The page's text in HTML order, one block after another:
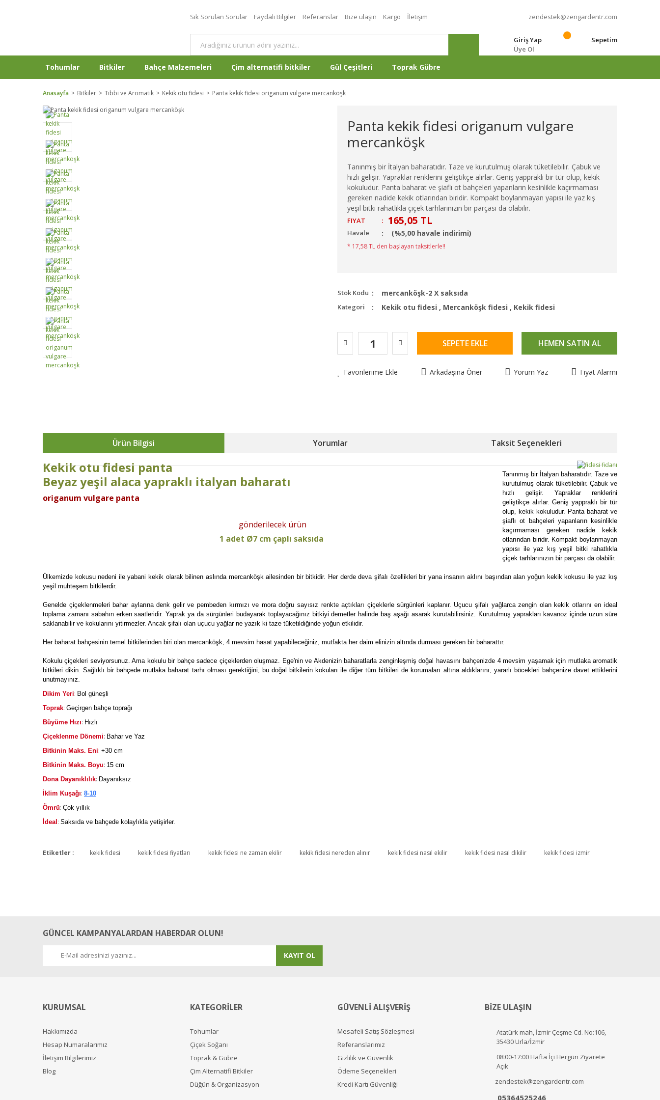
Sık Sorulan Sorular Faydalı Bilgiler Referanslar Bize ulaşın Kargo İletişim zendestek@zengardentr.com
Giriş Yap
Üye Ol
Sepetim
Tohumlar Bitkiler Bahçe Malzemeleri Çim alternatifi bitkiler Gül Çeşitleri Toprak Gübre
Anasayfa Bitkiler Tıbbi ve Aromatik Kekik otu fidesi Panta kekik fidesi origanum vulgare mercanköşk
Panta kekik fidesi origanum vulgare
mercanköşk
Tanınmış bir İtalyan baharatıdır. Taze ve kurutulmuş olarak tüketilebilir. Çabuk ve
hızlı gelişir. Yapraklar renklerini geliştikçe alırlar. Geniş yappraklı bir tür olup, kekik
kokuludur. Panta baharat ve şiaflı ot bahçeleri yapanların kesinlikle kaçırmaması
gereken nadide kekik otlarından biridir. Kompakt boylanmayan yapısı ile yaz kış
yeşil bitki rahatlıkla çiçek tarhlarınızın bir parçası da olabilir.
FIYAT : 165,05 TL
Havale (%5,00 havale indirimi)
* 17,58 TL den başlayan taksitlerle!!
Stok Kodu mercanköşk-2 X saksıda
Kategori Kekik otu fidesi , Mercanköşk fidesi , Kekik fidesi
SEPETE EKLE HEMEN SATIN AL
Favorilerime Ekle Arkadaşına Öner Yorum Yaz Fiyat Alarmı
Ürün Bilgisi Yorumlar Taksit Seçenekleri
Kekik otu fidesi panta
Beyaz yeşil alaca yapraklı italyan baharatı
origanum vulgare panta
gönderilecek ürün
1 adet Ø7 cm çaplı saksıda
Tanınmış bir İtalyan baharatıdır. Taze ve
kurutulmuş olarak tüketilebilir. Çabuk ve
hızlı gelişir. Yapraklar renklerini
geliştikçe alırlar. Geniş yappraklı bir tür
olup, kekik kokuludur. Panta baharat ve
şiaflı ot bahçeleri yapanların kesinlikle
kaçırmaması gereken nadide kekik
otlarından biridir. Kompakt boylanmayan
yapısı ile yaz kış yeşil bitki rahatlıkla
çiçek tarhlarınızın bir parçası da olabilir.
Ülkemizde kokusu nedeni ile yabani kekik olarak bilinen aslında mercanköşk ailesinden bir bitkidir. Her derde deva şifalı özellikleri bir yana insanın aklını başından alan yoğun kekik kokusu ile yaz kış
yeşil muhteşem bitkilerdir.
Genelde çiçeklenmeleri bahar aylarına denk gelir ve pembeden kırmızı ve mora doğru sayısız renkte açtıkları çiçeklerle sürgünleri kaplanır. Uçucu şifalı yağlarca zengin olan kekik otlarını en ideal
toplama zamanı sabahın erken saatleridir. Yaprak ya da sürgünleri budayarak toplayacağınız bitkiyi demetler halinde baş aşağı asarak kurutabilirsiniz. Kurutulmuş yaprakları kavanoz içinde uzun süre
saklanabilir ve kokularını yitirmezler. Ancak şifalı olan uçucu yağlar ne yazık ki taze tüketildiğinde yoğun etkilidir.
Her baharat bahçesinin temel bitkilerinden biri olan mercanköşk, 4 mevsim hasat yapabileceğiniz, mutfakta her daim elinizin altında durması gereken bir baharattır.
Kokulu çiçekleri seviyorsunuz. Ama kokulu bir bahçe sadece çiçeklerden oluşmaz. Ege'nin ve Akdenizin baharatlarla zenginleşmiş doğal havasını bahçenizde 4 mevsim yaşamak için mutlaka aromatik
bitkileri dikin. Sağlıklı bir bahçede mutlaka baharat tarhı olması gerektiğini, bu doğal bitkilerin kokuları ile diğer tüm bitkileri de korumaları altına aldıklarını, yararlı böcekleri bahçenize davet ettiklerini
unutmayınız.
Dikim Yeri: Bol güneşli
Toprak: Geçirgen bahçe toprağı
Büyüme Hızı: Hızlı
Çiçeklenme Dönemi: Bahar ve Yaz
Bitkinin Maks. Eni: +30 cm
Bitkinin Maks. Boyu: 15 cm
Dona Dayanıklılık: Dayanıksız
İklim Kuşağı: 8-10
Ömrü: Çok yıllık
İdeal : Saksıda ve bahçede kolaylıkla yetişirler.
Etiketler : kekik fidesi kekik fidesi fiyatları kekik fidesi ne zaman ekilir kekik fidesi nereden alınır kekik fidesi nasıl ekilir kekik fidesi nasıl dikilir kekik fidesi izmir
GÜNCEL KAMPANYALARDAN HABERDAR OLUN!
KAYIT OL
KURUMSAL
Hakkımızda
Hesap Numaralarımız
İletişim Bilgilerimiz
Blog
KATEGORİLER
Tohumlar
Çiçek Soğanı
Toprak & Gübre
Çim Alternatifi Bitkiler
Düğün & Organizasyon
GÜVENLİ ALIŞVERİŞ
Mesafeli Satış Sözleşmesi
Referanslarımız
Gizlilik ve Güvenlik
Ödeme Seçenekleri
Kredi Kartı Güvenliği
BİZE ULAŞIN
Atatürk mah, İzmir Çeşme Cd. No:106,
35430 Urla/İzmir
08:00-17:00 Hafta İçi Hergün Ziyarete
Açık
zendestek@zengardentr.com
05364525246